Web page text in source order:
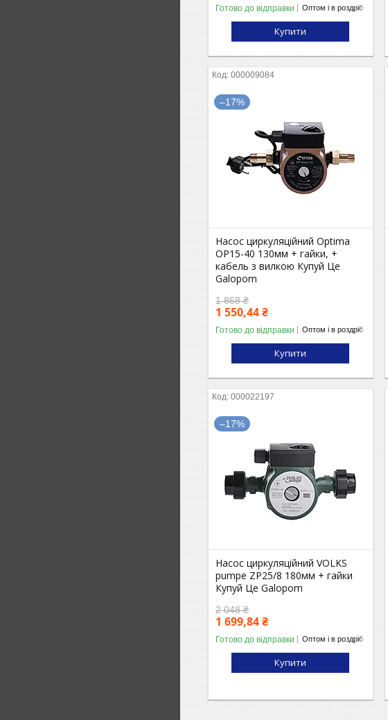
Готово до відправки Оптом і в роздріб
Купити
000009084
–17%
Насос циркуляційний Optima
OP15-40 130мм + гайки, +
кабель з вилкою Купуй Це
Galopom
1 868 ₴
1 550,44 ₴
Готово до відправки Оптом і в роздріб
Купити
000022197
–17%
Насос циркуляційний VOLKS
pumpe ZP25/8 180мм + гайки
Купуй Це Galopom
2 048 ₴
1 699,84 ₴
Готово до відправки Оптом і в роздріб
Купити